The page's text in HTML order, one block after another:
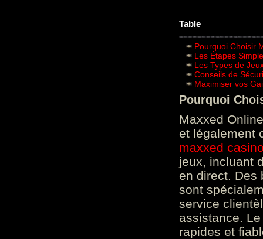
Table
Pourquoi Choisir
Les Étapes
Les Types de
Conseils de
Maximiser vos
Pourquoi
Maxxed
et légalement
maxxed
jeux, incluant
en direct. Des
sont
service
assistance.
rapides et